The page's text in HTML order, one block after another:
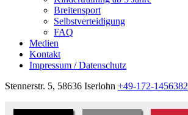
Breitensport
Selbstverteidigung
FAQ
Medien
Kontakt
Impressum / Datenschutz
Stennerstr. 5, 58636 Iserlohn +49-172-1456382